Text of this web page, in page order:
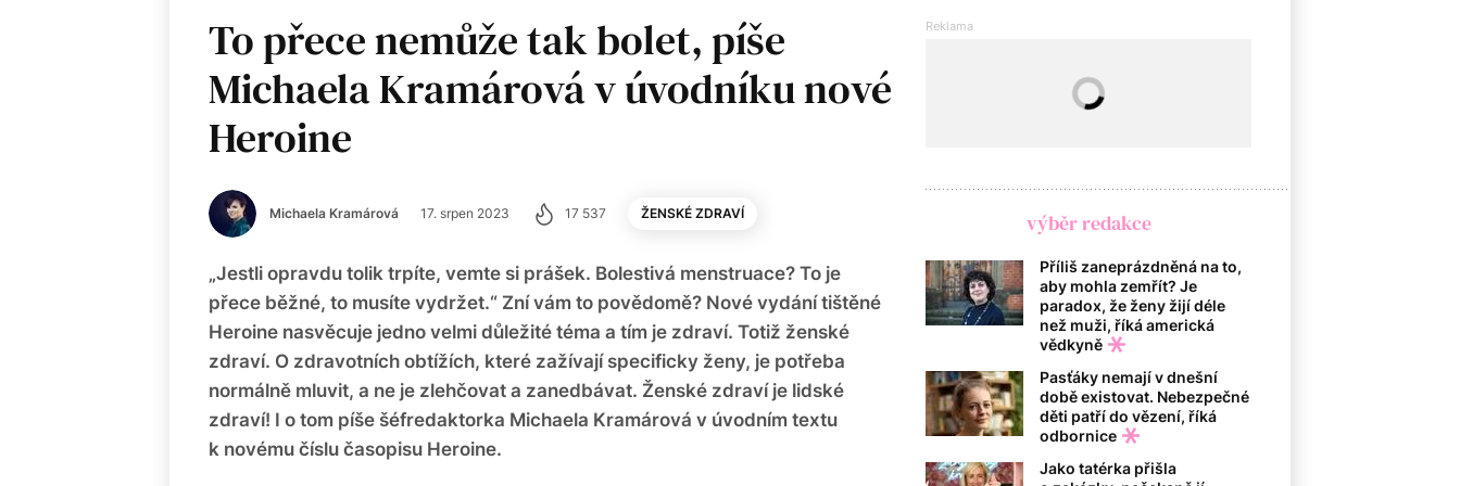
To přece nemůže tak bolet, píše
Michaela Kramárová v úvodníku nové
Heroine
Michaela Kramárová 17. srpen 2023 17 537 ŽENSKÉ ZDRAVÍ
„Jestli opravdu tolik trpíte, vemte si prášek. Bolestivá menstruace? To je
přece běžné, to musíte vydržet.“ Zní vám to povědomě? Nové vydání tištěné
Heroine nasvěcuje jedno velmi důležité téma a tím je zdraví. Totiž ženské
zdraví. O zdravotních obtížích, které zažívají specificky ženy, je potřeba
normálně mluvit, a ne je zlehčovat a zanedbávat. Ženské zdraví je lidské
zdraví! I o tom píše šéfredaktorka Michaela Kramárová v úvodním textu
k novému číslu časopisu Heroine.
výběr redakce
Příliš zaneprázdněná na to,
aby mohla zemřít? Je
paradox, že ženy žijí déle
než muži, říká americká
vědkyně
Pasťáky nemají v dnešní
době existovat. Nebezpečné
děti patří do vězení, říká
odbornice
Jako tatérka přišla